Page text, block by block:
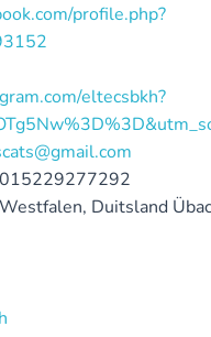
profile.php?
eltecsbkh?
015229277292
Duitsland